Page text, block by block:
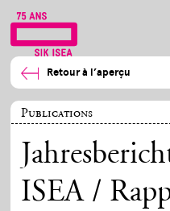
Retour à l’aperçu
Publications
ISEA /